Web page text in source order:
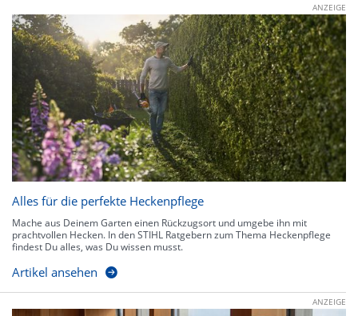
ANZEIGE
Alles für die perfekte Heckenpflege
Mache aus Deinem Garten einen Rückzugsort und umgebe ihn mit
prachtvollen Hecken. In den STIHL Ratgebern zum Thema Heckenpflege
findest Du alles, was Du wissen musst.
Artikel ansehen
ANZEIGE